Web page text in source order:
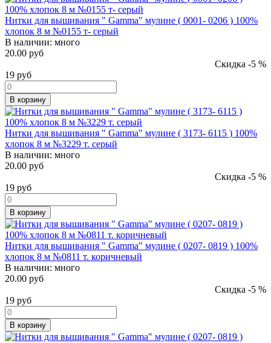
Нитки для вышивания " Gamma" мулине ( 0001- 0206 ) 100%
хлопок 8 м №0155 т- серый
В наличии: много
20.00 руб
Скидка -5 %
19 руб
В корзину
Нитки для вышивания " Gamma" мулине ( 3173- 6115 ) 100%
хлопок 8 м №3229 т. серый
В наличии: много
20.00 руб
Скидка -5 %
19 руб
В корзину
Нитки для вышивания " Gamma" мулине ( 0207- 0819 ) 100%
хлопок 8 м №0811 т. коричневый
В наличии: много
20.00 руб
Скидка -5 %
19 руб
В корзину